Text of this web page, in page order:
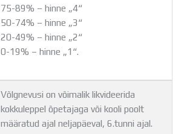
75-89% – hinne „4“
50-74% – hinne „3“
20-49% – hinne „2“
0-19% – hinne „1“.
Võlgnevusi on võimalik likvideerida
kokkuleppel õpetajaga või kooli poolt
määratud ajal neljapäeval, 6.tunni ajal.